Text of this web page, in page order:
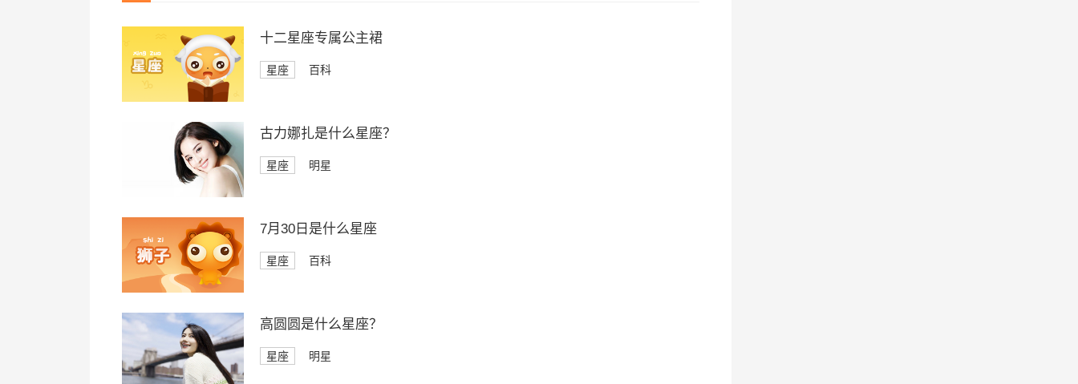
十二星座专属公主裙
星座 百科
古力娜扎是什么星座？
星座 明星
7月30日是什么星座
星座 百科
高圆圆是什么星座？
星座 明星